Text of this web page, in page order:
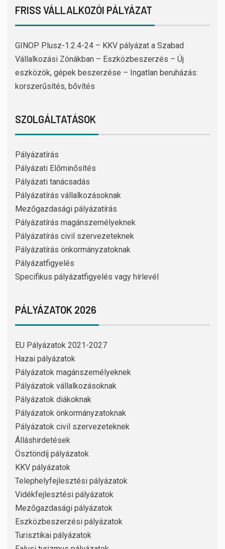
FRISS VÁLLALKOZÓI PÁLYÁZAT
GINOP Plusz-1.2.4-24 – KKV pályázat a Szabad
Vállalkozási Zónákban – Eszközbeszerzés – Új
eszközök, gépek beszerzése – Ingatlan beruházás:
korszerűsítés, bővítés
SZOLGÁLTATÁSOK
Pályázatírás
Pályázati Előminősítés
Pályázati tanácsadás
Pályázatírás vállalkozásoknak
Mezőgazdasági pályázatírás
Pályázatírás magánszemélyeknek
Pályázatírás civil szervezeteknek
Pályázatírás önkormányzatoknak
Pályázatfigyelés
Specifikus pályázatfigyelés vagy hírlevél
PÁLYÁZATOK 2026
EU Pályázatok 2021-2027
Hazai pályázatok
Pályázatok magánszemélyeknek
Pályázatok vállalkozásoknak
Pályázatok diákoknak
Pályázatok önkormányzatoknak
Pályázatok civil szervezeteknek
Álláshirdetések
Ösztöndíj pályázatok
KKV pályázatok
Telephelyfejlesztési pályázatok
Vidékfejlesztési pályázatok
Mezőgazdasági pályázatok
Eszközbeszerzési pályázatok
Turisztikai pályázatok